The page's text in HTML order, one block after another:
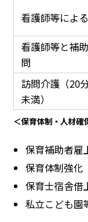
看護師等によ
看護師等と補
問
訪問介護（20
未満）
＜保育体制・人材
保育補助者雇
保育体制強化
保育士宿舎借
私立こども園